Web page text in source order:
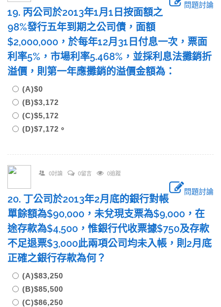
問題討論
19. 丙公司於2013年1月1日按面額之
98%發行五年到期之公司債，面額
$2,000,000，於每年12月31日付息一次，票面
利率5%，市場利率5.468%，並採利息法攤銷折
溢價，則第一年應攤銷的溢價金額為：
(A)$0
(B)$3,172
(C)$5,172
(D)$7,172。
0討論 0留言 0追蹤
問題討論
20. 丁公司於2013年2月底的銀行對帳
單餘額為$90,000，未兌現支票為$9,000，在
途存款為$4,500，惟銀行代收票據$750及存款
不足退票$3,000此兩項公司均未入帳，則2月底
正確之銀行存款為何？
(A)$83,250
(B)$85,500
(C)$86,250